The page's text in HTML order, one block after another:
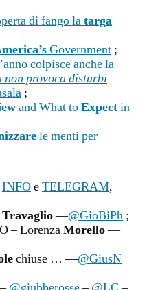
di fango latarga
Government ;
colpisce anche la
non provoca disturbi
;
and What toExpectin
le menti per
INFOeTELEGRAM,
Travaglio—@GioBiPh ;
– LorenzaMorello—
chiuse … —@GiusN